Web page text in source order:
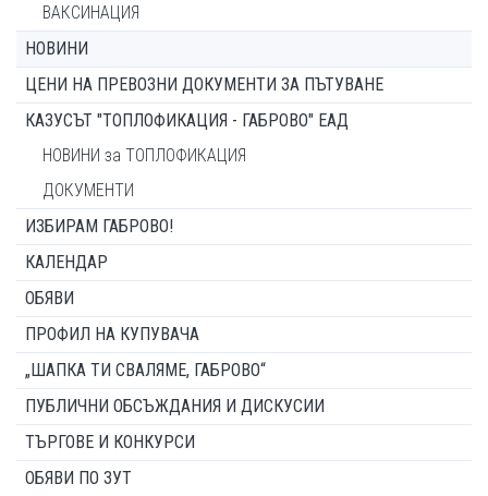
ВАКСИНАЦИЯ
НОВИНИ
ЦЕНИ НА ПРЕВОЗНИ ДОКУМЕНТИ ЗА ПЪТУВАНЕ
КАЗУСЪТ "ТОПЛОФИКАЦИЯ - ГАБРОВО" ЕАД
НОВИНИ за ТОПЛОФИКАЦИЯ
ДОКУМЕНТИ
ИЗБИРАМ ГАБРОВО!
КАЛЕНДАР
ОБЯВИ
ПРОФИЛ НА КУПУВАЧА
„ШАПКА ТИ СВАЛЯМЕ, ГАБРОВО“
ПУБЛИЧНИ ОБСЪЖДАНИЯ И ДИСКУСИИ
ТЪРГОВЕ И КОНКУРСИ
ОБЯВИ ПО ЗУТ